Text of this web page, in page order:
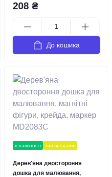
208 ₴
До кошика
в наявності топ продажів
Дерев'яна двостороння
дошка для малювання,